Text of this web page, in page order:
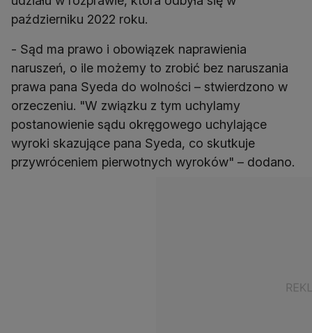
październiku 2022 roku.
- Sąd ma prawo i obowiązek naprawienia
naruszeń, o ile możemy to zrobić bez naruszania
prawa pana Syeda do wolności – stwierdzono w
orzeczeniu. "W związku z tym uchylamy
postanowienie sądu okręgowego uchylające
wyroki skazujące pana Syeda, co skutkuje
przywróceniem pierwotnych wyroków" – dodano.